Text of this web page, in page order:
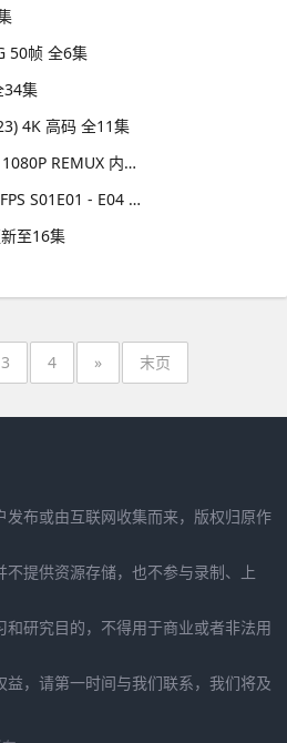
50帧 全6集
34集
4K 高码 全11集
【原盘】江山美人 (2008) 1080P REMUX 内封简繁特效字幕
九门（2026）4K HDR 60FPS S01E01 - E04 DTS音轨 HiveWeb
至16集
3 4 » 末页
发布或由互联网收集而来，版权归原作
提供资源存储，也不参与录制、上
研究目的，不得用于商业或者非法用
，请第一时间与我们联系，我们将及